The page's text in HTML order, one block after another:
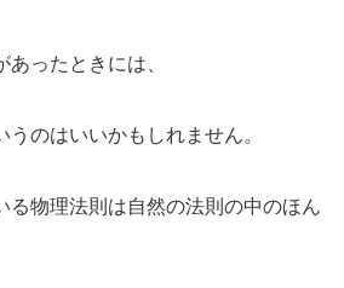
ったときには、
のはいいかもしれません。
る物理法則は自然の法則の中のほん